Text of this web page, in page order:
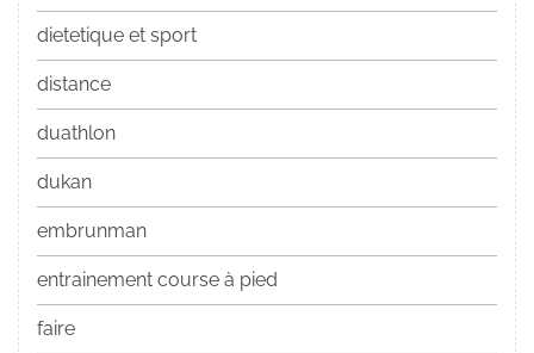
dietetique et sport
distance
duathlon
dukan
embrunman
entrainement course à pied
faire